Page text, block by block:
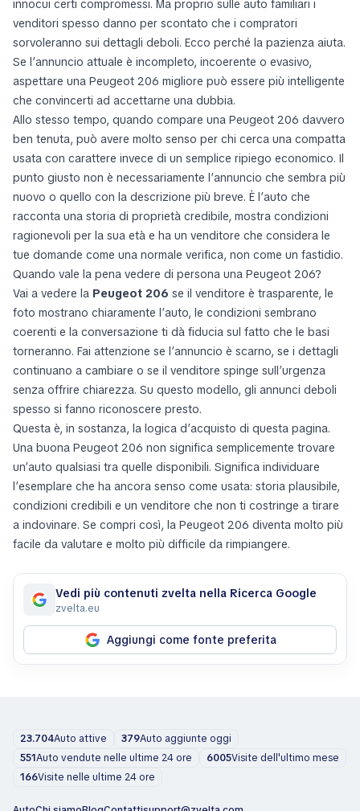
innocui certi compromessi. Ma proprio sulle auto familiari i
venditori spesso danno per scontato che i compratori
sorvoleranno sui dettagli deboli. Ecco perché la pazienza aiuta.
Se l’annuncio attuale è incompleto, incoerente o evasivo,
aspettare una Peugeot 206 migliore può essere più intelligente
che convincerti ad accettarne una dubbia.
Allo stesso tempo, quando compare una Peugeot 206 davvero
ben tenuta, può avere molto senso per chi cerca una compatta
usata con carattere invece di un semplice ripiego economico. Il
punto giusto non è necessariamente l’annuncio che sembra più
nuovo o quello con la descrizione più breve. È l’auto che
racconta una storia di proprietà credibile, mostra condizioni
ragionevoli per la sua età e ha un venditore che considera le
tue domande come una normale verifica, non come un fastidio.
Quando vale la pena vedere di persona una Peugeot 206?
Vai a vedere la Peugeot 206 se il venditore è trasparente, le
foto mostrano chiaramente l’auto, le condizioni sembrano
coerenti e la conversazione ti dà fiducia sul fatto che le basi
torneranno. Fai attenzione se l’annuncio è scarno, se i dettagli
continuano a cambiare o se il venditore spinge sull’urgenza
senza offrire chiarezza. Su questo modello, gli annunci deboli
spesso si fanno riconoscere presto.
Questa è, in sostanza, la logica d’acquisto di questa pagina.
Una buona Peugeot 206 non significa semplicemente trovare
un’auto qualsiasi tra quelle disponibili. Significa individuare
l’esemplare che ha ancora senso come usata: storia plausibile,
condizioni credibili e un venditore che non ti costringe a tirare
a indovinare. Se compri così, la Peugeot 206 diventa molto più
facile da valutare e molto più difficile da rimpiangere.
Vedi più contenuti zvelta nella Ricerca Google
zvelta.eu
Aggiungi come fonte preferita
23.704Auto attive 379Auto aggiunte oggi
551Auto vendute nelle ultime 24 ore 6005Visite dell'ultimo mese
166Visite nelle ultime 24 ore